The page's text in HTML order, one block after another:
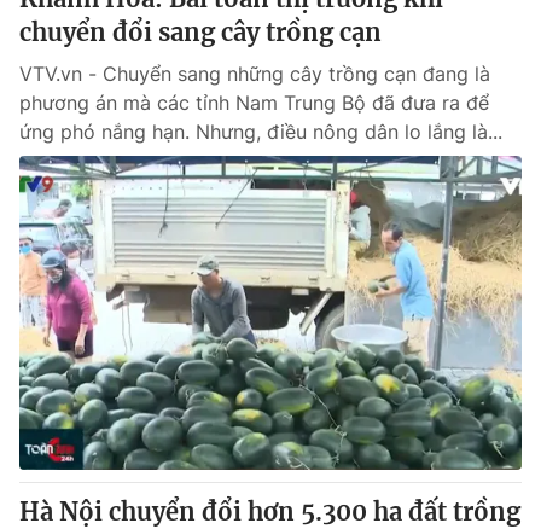
thuận bằng văn bản. Ghi rõ nguồn VTV.vn khi phát hành lại
thông tin từ website này.
chuyển đổi sang cây trồng cạn
VTV.vn - Chuyển sang những cây trồng cạn đang là
phương án mà các tỉnh Nam Trung Bộ đã đưa ra để
ứng phó nắng hạn. Nhưng, điều nông dân lo lắng là...
Hà Nội chuyển đổi hơn 5.300 ha đất trồng